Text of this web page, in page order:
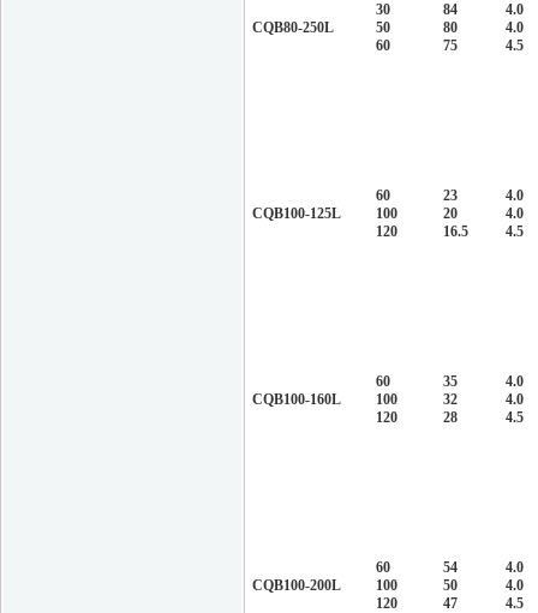
CQB80-250L
30
50
60
84
80
75
4.0
4.0
4.5
CQB100-125L
60
100
120
23
20
16.5
4.0
4.0
4.5
CQB100-160L
60
100
120
35
32
28
4.0
4.0
4.5
CQB100-200L
60
100
120
54
50
47
4.0
4.0
4.5